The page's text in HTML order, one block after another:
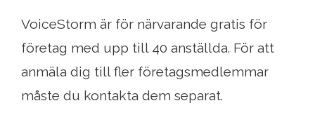
VoiceStorm är för närvarande gratis för
företag med upp till 40 anställda. För att
anmäla dig till fler företagsmedlemmar
måste du kontakta dem separat.